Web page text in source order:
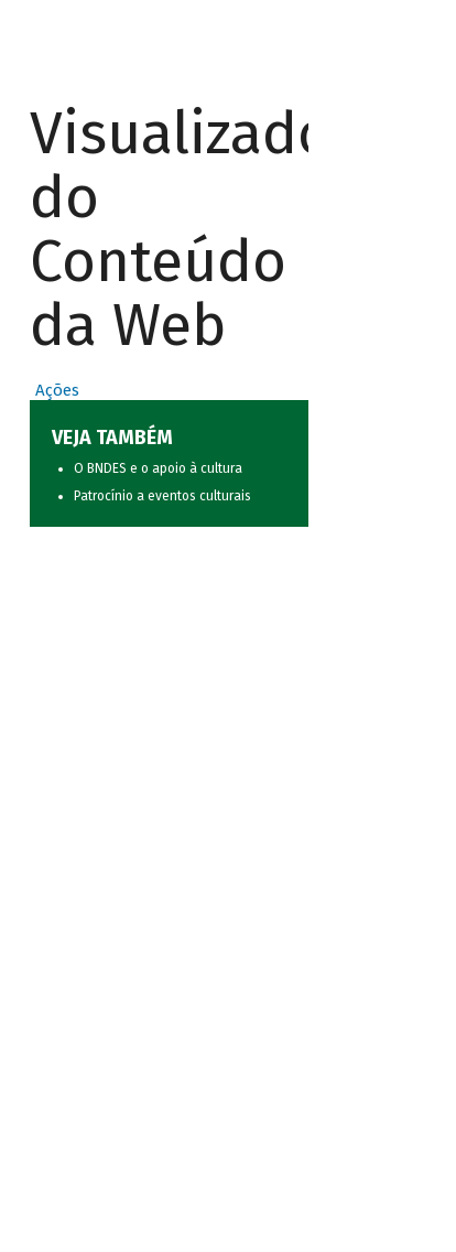
Visualizador
do
Conteúdo
da Web
Ações
VEJA TAMBÉM
O BNDES e o apoio à cultura
Patrocínio a eventos culturais